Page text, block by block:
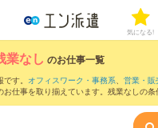
気になる!
業なし のお仕事一覧
す。 オフィスワーク・事務系、 営業・販
お仕事を取り揃えています。残業なしの条